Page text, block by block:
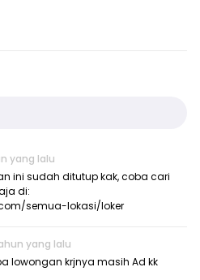
yang lalu
ini sudah ditutup kak, coba cari
di:
semua-lokasi/loker
yang lalu
lowongan krjnya masih Ad kk